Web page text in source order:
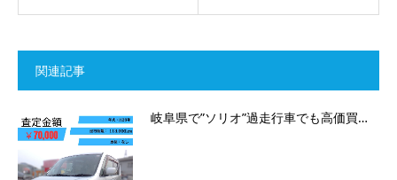
関連記事
岐阜県で”ソリオ”過走行車でも高価買…